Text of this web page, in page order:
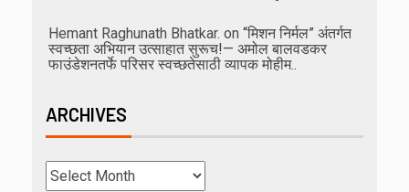
Hemant Raghunath Bhatkar. on “मिशन निर्मल” अंतर्गत
स्वच्छता अभियान उत्साहात सुरूच!— अमोल बालवडकर
फाउंडेशनतर्फे परिसर स्वच्छतेसाठी व्यापक मोहीम..
ARCHIVES